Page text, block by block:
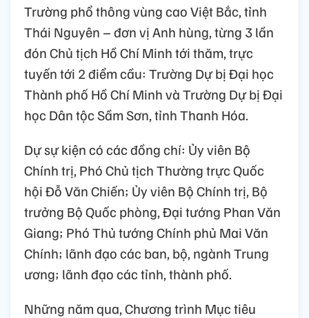
Trường phổ thông vùng cao Việt Bắc, tỉnh
Thái Nguyên – đơn vị Anh hùng, từng 3 lần
đón Chủ tịch Hồ Chí Minh tới thăm, trực
tuyến tới 2 điểm cầu: Trường Dự bị Đại học
Thành phố Hồ Chí Minh và Trường Dự bị Đại
học Dân tộc Sầm Sơn, tỉnh Thanh Hóa.
Dự sự kiện có các đồng chí: Ủy viên Bộ
Chính trị, Phó Chủ tịch Thường trực Quốc
hội Đỗ Văn Chiến; Ủy viên Bộ Chính trị, Bộ
trưởng Bộ Quốc phòng, Đại tướng Phan Văn
Giang; Phó Thủ tướng Chính phủ Mai Văn
Chính; lãnh đạo các ban, bộ, ngành Trung
ương; lãnh đạo các tỉnh, thành phố.
Những năm qua, Chương trình Mục tiêu